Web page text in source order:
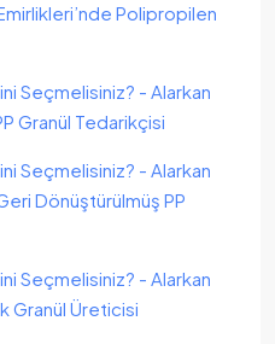
Polipropilen
Seçmelisiniz? - Alarkan
Granül Tedarikçisi
Seçmelisiniz? - Alarkan
Dönüştürülmüş PP
Seçmelisiniz? - Alarkan
Granül Üreticisi